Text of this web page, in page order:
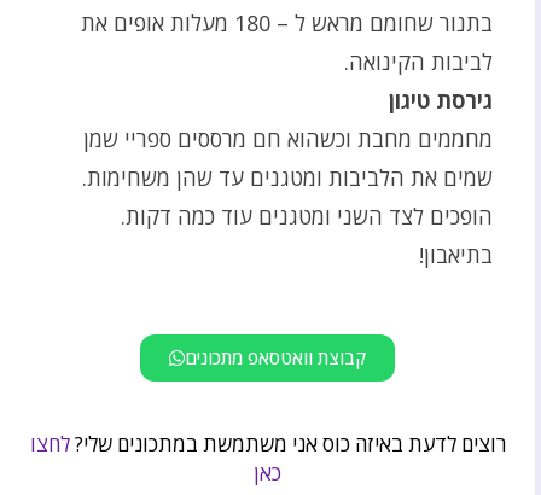
בתנור שחומם מראש ל – 180 מעלות אופים את
לביבות הקינואה.
גירסת טיגון
מחממים מחבת וכשהוא חם מרססים ספריי שמן
שמים את הלביבות ומטגנים עד שהן משחימות.
הופכים לצד השני ומטגנים עוד כמה דקות.
בתיאבון!
קבוצת וואטסאפ מתכונים
רוצים לדעת באיזה כוס אני משתמשת במתכונים שלי?לחצו
כאן